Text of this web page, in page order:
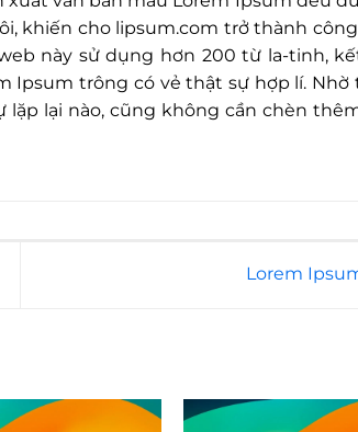
khiến cho lipsum.com trở thành
này sử dụng hơn 200 từ la-tinh,
Ipsum trông có vẻ thật sự hợp lí. Nhờ
lại nào, cũng không cần chèn
Lorem